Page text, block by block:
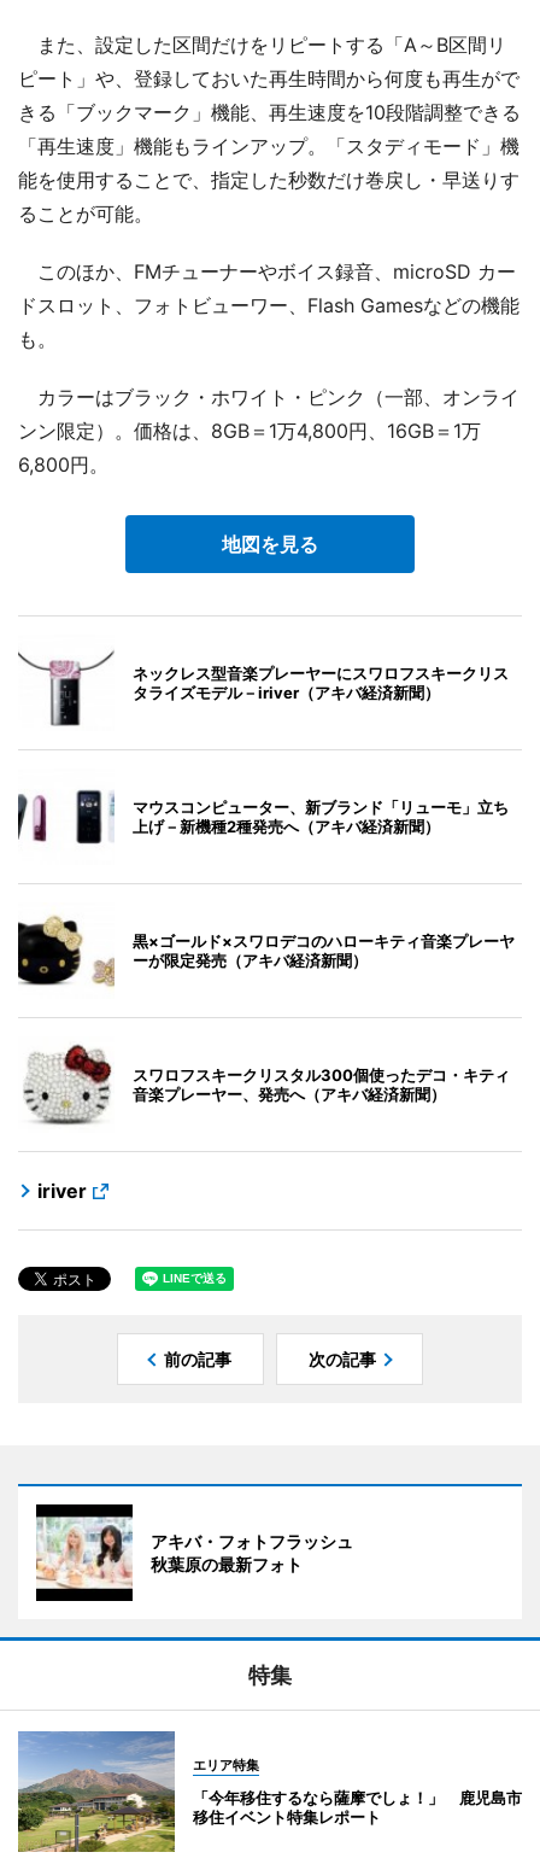
また、設定した区間だけをリピートする「A～B区間リ
ピート」や、登録しておいた再生時間から何度も再生がで
きる「ブックマーク」機能、再生速度を10段階調整できる
「再生速度」機能もラインアップ。「スタディモード」機
能を使用することで、指定した秒数だけ巻戻し・早送りす
ることが可能。
このほか、FMチューナーやボイス録音、microSD カー
ドスロット、フォトビューワー、Flash Gamesなどの機能
も。
カラーはブラック・ホワイト・ピンク（一部、オンライ
ンン限定）。価格は、8GB＝1万4,800円、16GB＝1万
6,800円。
地図を見る
ネックレス型音楽プレーヤーにスワロフスキークリス
タライズモデル－iriver（アキバ経済新聞）
マウスコンピューター、新ブランド「リューモ」立ち
上げ－新機種2種発売へ（アキバ経済新聞）
黒×ゴールド×スワロデコのハローキティ音楽プレーヤ
ーが限定発売（アキバ経済新聞）
スワロフスキークリスタル300個使ったデコ・キティ
音楽プレーヤー、発売へ（アキバ経済新聞）
iriver
前の記事 次の記事
アキバ・フォトフラッシュ
秋葉原の最新フォト
特集
エリア特集
「今年移住するなら薩摩でしょ！」 鹿児島市
移住イベント特集レポート